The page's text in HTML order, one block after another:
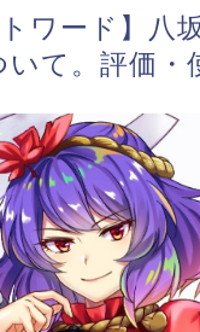
トワード】八
いて。評価・